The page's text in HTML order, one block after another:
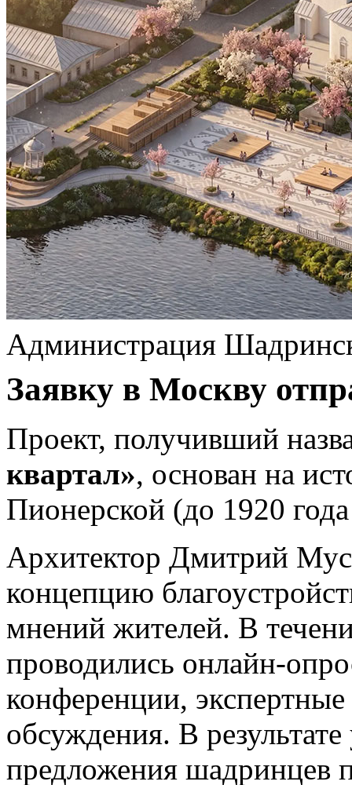
Администрация
Заявку в Москву
Проект, получивший
квартал», основан на
Пионерской (до 1920
Архитектор Дмитрий
концепцию
мнений жителей. В
проводились онлайн-
конференции,
обсуждения. В
предложения шадринцев